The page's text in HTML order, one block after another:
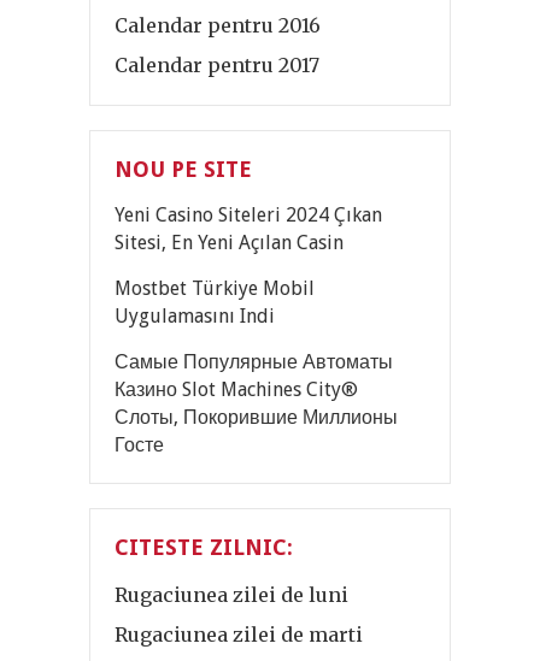
Calendar pentru 2016
Calendar pentru 2017
NOU PE SITE
Yeni Casino Siteleri 2024 Çıkan
Sitesi, En Yeni Açılan Casin
Mostbet Türkiye Mobil
Uygulamasını Indi
Самые Популярные Автоматы
Казино Slot Machines City®
Слоты, Покорившие Миллионы
Госте
CITESTE ZILNIC:
Rugaciunea zilei de luni
Rugaciunea zilei de marti